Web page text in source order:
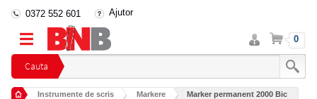
Cauta
0372 552 601 Ajutor
Intra
in
cont
Cos 0
Instrumente de scris Markere Marker permanent 2000 Bic